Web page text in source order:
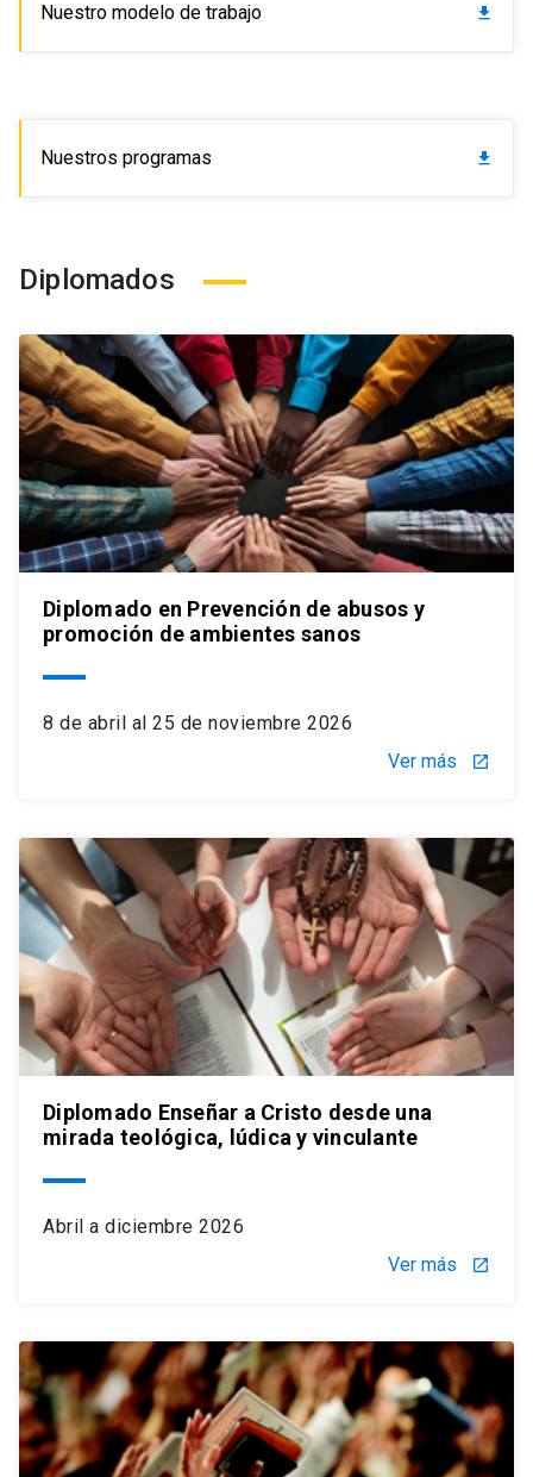
Nuestro modelo de trabajo download
Nuestros programas download
Diplomados
Diplomado en Prevención de abusos y
promoción de ambientes sanos
8 de abril al 25 de noviembre 2026
Ver más
launch
Diplomado Enseñar a Cristo desde una
mirada teológica, lúdica y vinculante
Abril a diciembre 2026
Ver más
launch